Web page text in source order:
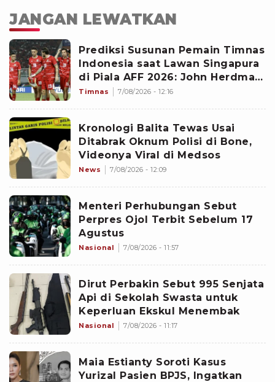
JANGAN LEWATKAN
Prediksi Susunan Pemain Timnas
Indonesia saat Lawan Singapura
di Piala AFF 2026: John Herdman
Siapkan Formasi Terkuat
Timnas 7/08/2026 - 12:16
Kronologi Balita Tewas Usai
Ditabrak Oknum Polisi di Bone,
Videonya Viral di Medsos
News 7/08/2026 - 12:09
Menteri Perhubungan Sebut
Perpres Ojol Terbit Sebelum 17
Agustus
Nasional 7/08/2026 - 11:57
Dirut Perbakin Sebut 995 Senjata
Api di Sekolah Swasta untuk
Keperluan Ekskul Menembak
Nasional 7/08/2026 - 11:17
Maia Estianty Soroti Kasus
Yurizal Pasien BPJS, Ingatkan